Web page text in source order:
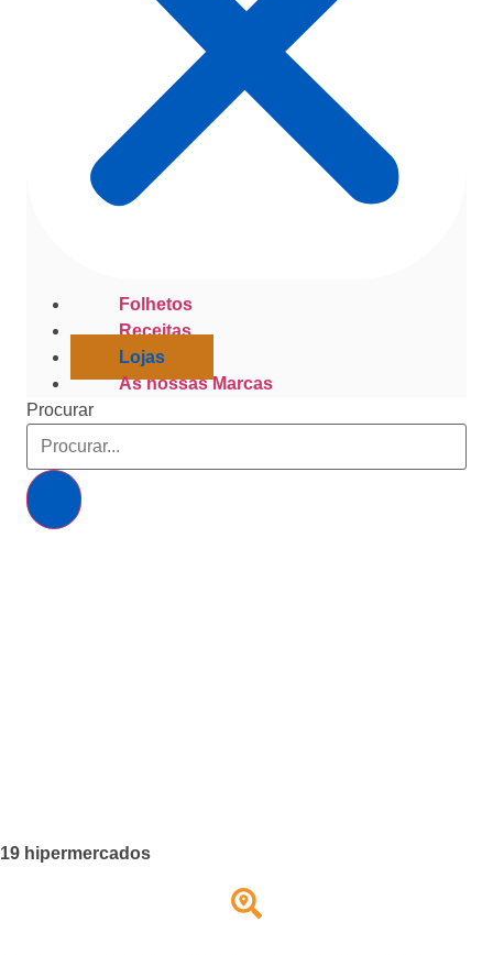
Folhetos
Receitas
Lojas
As nossas Marcas
Procurar
19 hipermercados